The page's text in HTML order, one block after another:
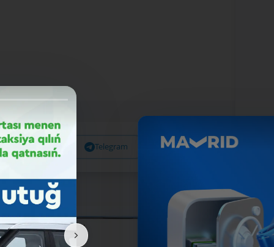
Facebook Telegram X